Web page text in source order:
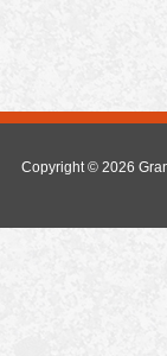
Copyright © 2026